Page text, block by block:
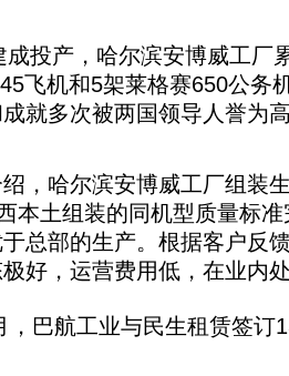
产，哈尔滨安博威工厂
飞机和5架莱格赛650公务
就多次被两国领导人誉为
哈尔滨安博威工厂组装
本土组装的同机型质量标
总部的生产。根据客户反
好，运营费用低，在业内
巴航工业与民生租赁签订